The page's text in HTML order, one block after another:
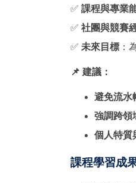
✅ 課程與專業
✅ 社團與競賽
✅ 未來目標 ：
📌 建議：
避免流水
強調跨領
個人特質
課程學習成